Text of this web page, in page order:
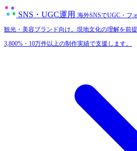
SNS・UGC運用 海外SNSでUGC・フ
観光・美容ブランド向け。現地文化の理解を前
3,800%・10万件以上の制作実績で支援します。